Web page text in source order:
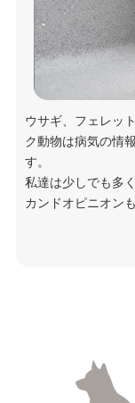
ウサギ、フェレッ
ク動物は病気の情
す。
私達は少しでも多
カンドオピニオン